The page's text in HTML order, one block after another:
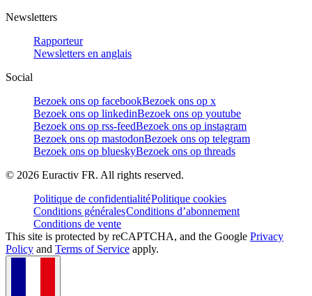
Newsletters
Rapporteur
Newsletters en anglais
Social
Bezoek ons op facebookBezoek ons op x
Bezoek ons op linkedinBezoek ons op youtube
Bezoek ons op rss-feedBezoek ons op instagram
Bezoek ons op mastodonBezoek ons op telegram
Bezoek ons op blueskyBezoek ons op threads
© 2026 Euractiv FR. All rights reserved.
Politique de confidentialitéPolitique cookies
Conditions généralesConditions d’abonnement
Conditions de vente
This site is protected by reCAPTCHA, and the Google Privacy
Policy and Terms of Service apply.